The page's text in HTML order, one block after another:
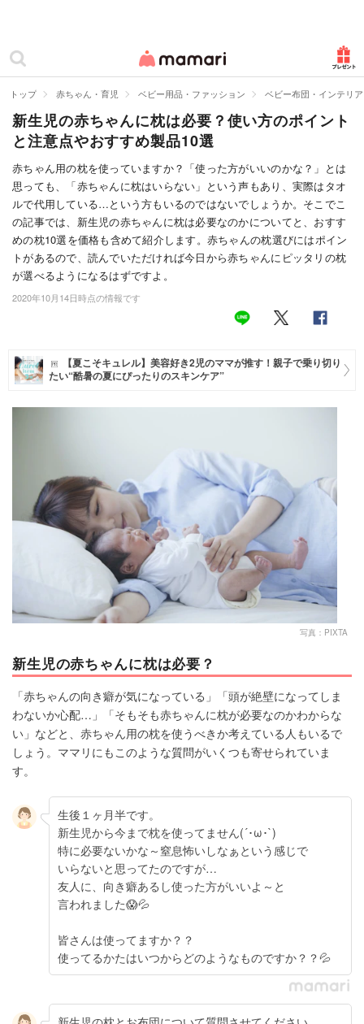
ママリ
カテゴリー一覧
妊娠
出産
赤ちゃん・育児
子育て・家族
病院
住まい
トップ 赤ちゃん・育児 ベビー用品・ファッション ベビー布団・インテリア
新生児の赤ちゃんに枕は必要？使い方のポイント
と注意点やおすすめ製品10選
赤ちゃん用の枕を使っていますか？「使った方がいいのかな？」とは
思っても、「赤ちゃんに枕はいらない」という声もあり、実際はタオ
ルで代用している…という方もいるのではないでしょうか。そこでこ
の記事では、新生児の赤ちゃんに枕は必要なのかについてと、おすす
めの枕10選を価格も含めて紹介します。赤ちゃんの枕選びにはポイン
トがあるので、読んでいただければ今日から赤ちゃんにピッタリの枕
が選べるようになるはずですよ。
2020年10月14日時点の情報です
【夏こそキュレル】美容好き2児のママが推す！親子で乗り切り
たい“酷暑の夏にぴったりのスキンケア”
写真：PIXTA
新生児の赤ちゃんに枕は必要？
「赤ちゃんの向き癖が気になっている」「頭が絶壁になってしま
わないか心配…」「そもそも赤ちゃんに枕が必要なのかわからな
い」などと、赤ちゃん用の枕を使うべきか考えている人もいるで
しょう。ママリにもこのような質問がいくつも寄せられていま
す。
生後１ヶ月半です。
新生児から今まで枕を使ってません(´･ω･`)
特に必要ないかな～窒息怖いしなぁという感じで
いらないと思ってたのですが…
友人に、向き癖あるし使った方がいいよ～と
言われました😱💦
皆さんは使ってますか？？
使ってるかたはいつからどのようなものですか？？💦